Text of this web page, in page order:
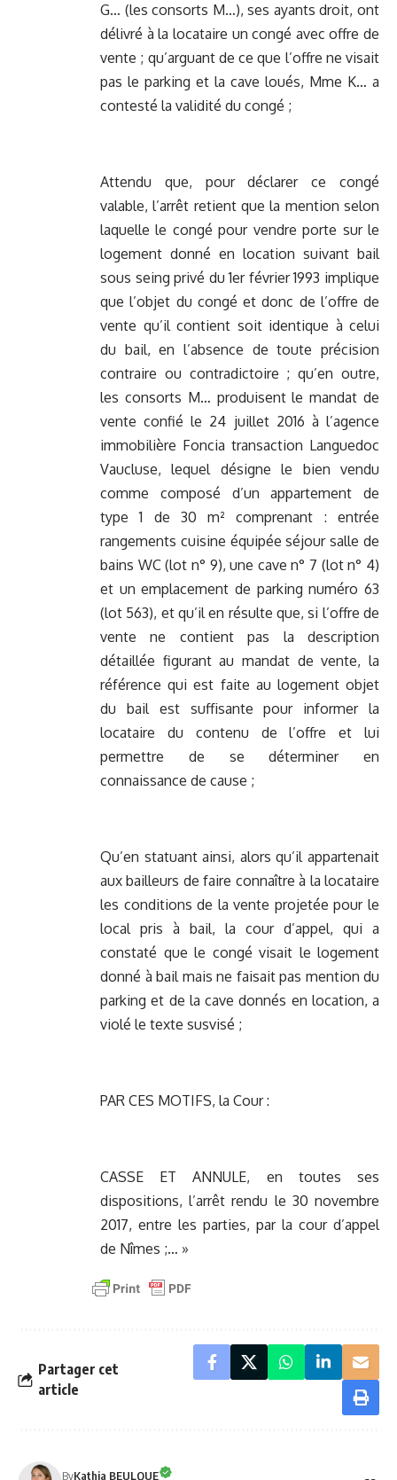
G… (les consorts M…), ses ayants droit, ont
délivré à la locataire un congé avec offre de
vente ; qu’arguant de ce que l’offre ne visait
pas le parking et la cave loués, Mme K… a
contesté la validité du congé ;
Attendu que, pour déclarer ce congé
valable, l’arrêt retient que la mention selon
laquelle le congé pour vendre porte sur le
logement donné en location suivant bail
sous seing privé du 1er février 1993 implique
que l’objet du congé et donc de l’offre de
vente qu’il contient soit identique à celui
du bail, en l’absence de toute précision
contraire ou contradictoire ; qu’en outre,
les consorts M… produisent le mandat de
vente confié le 24 juillet 2016 à l’agence
immobilière Foncia transaction Languedoc
Vaucluse, lequel désigne le bien vendu
comme composé d’un appartement de
type 1 de 30 m² comprenant : entrée
rangements cuisine équipée séjour salle de
bains WC (lot n° 9), une cave n° 7 (lot n° 4)
et un emplacement de parking numéro 63
(lot 563), et qu’il en résulte que, si l’offre de
vente ne contient pas la description
détaillée figurant au mandat de vente, la
référence qui est faite au logement objet
du bail est suffisante pour informer la
locataire du contenu de l’offre et lui
permettre de se déterminer en
connaissance de cause ;
Qu’en statuant ainsi, alors qu’il appartenait
aux bailleurs de faire connaître à la locataire
les conditions de la vente projetée pour le
local pris à bail, la cour d’appel, qui a
constaté que le congé visait le logement
donné à bail mais ne faisait pas mention du
parking et de la cave donnés en location, a
violé le texte susvisé ;
PAR CES MOTIFS, la Cour :
CASSE ET ANNULE, en toutes ses
dispositions, l’arrêt rendu le 30 novembre
2017, entre les parties, par la cour d’appel
de Nîmes ;… »
Partager cet
article
ByKathia BEULQUE